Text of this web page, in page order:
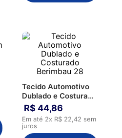
Tecido Automotivo
Dublado e Costurado
Berimbau 28
R$ 44,86
Em até 2x R$ 22,42 sem
juros